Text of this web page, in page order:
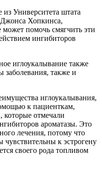
Университета штата
Хопкинса,
помочь смягчить эти
ингибиторов
иглоукалывание также
также и
иглоукалывания,
к пациенткам,
отмечали
ароматазы. Это
лечения, потому что
к эстрогену
своего рода топливом